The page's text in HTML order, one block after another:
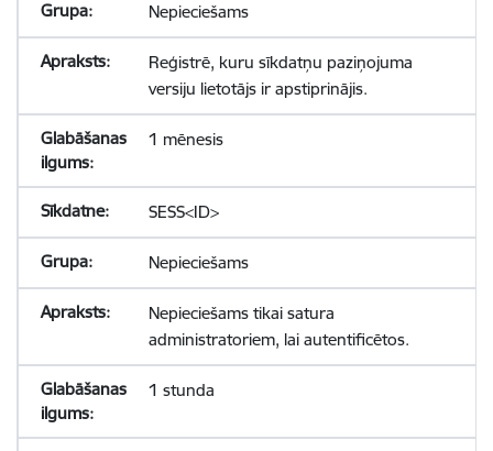
Nepieciešams
Reģistrē, kuru sīkdatņu paziņojuma
versiju lietotājs ir apstiprinājis.
1 mēnesis
SESS<ID>
Nepieciešams
Nepieciešams tikai satura
administratoriem, lai autentificētos.
1 stunda